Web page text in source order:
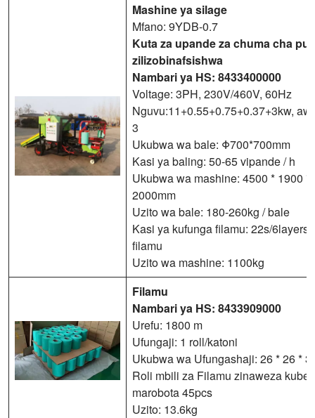
Mashine ya silage
Mfano: 9YDB-0.7
Kuta za upande za chuma cha pua
zilizobinafsishwa
Nambari ya HS: 8433400000
Voltage: 3PH, 230V/460V, 60Hz
Nguvu:11+0.55+0.75+0.37+3kw,
3
Ukubwa wa bale: Φ700*700mm
Kasi ya baling: 50-65 vipande / h
Ukubwa wa mashine: 4500 * 1900 *
2000mm
Uzito wa bale: 180-260kg / bale
Kasi ya kufunga filamu: 22s/6layers
filamu
Uzito wa mashine: 1100kg
Filamu
Nambari ya HS: 8433909000
Urefu: 1800 m
Ufungaji: 1 roll/katoni
Ukubwa wa Ufungashaji: 26 * 26 *
Roli mbili za Filamu zinaweza
marobota 45pcs
Uzito: 13.6kg